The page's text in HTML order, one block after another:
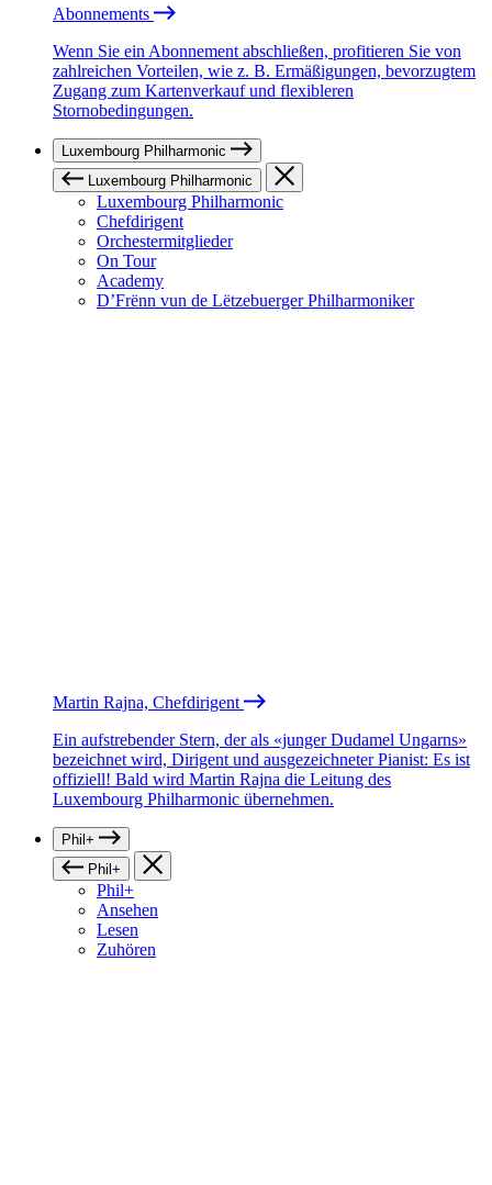
Abonnements
Wenn Sie ein Abonnement abschließen, profitieren Sie von
zahlreichen Vorteilen, wie z. B. Ermäßigungen, bevorzugtem
Zugang zum Kartenverkauf und flexibleren
Stornobedingungen.
Luxembourg Philharmonic
Luxembourg Philharmonic
Luxembourg Philharmonic
Chefdirigent
Orchestermitglieder
On Tour
Academy
D’Frënn vun de Lëtzebuerger Philharmoniker
Martin Rajna, Chefdirigent
Ein aufstrebender Stern, der als «junger Dudamel Ungarns»
bezeichnet wird, Dirigent und ausgezeichneter Pianist: Es ist
offiziell! Bald wird Martin Rajna die Leitung des
Luxembourg Philharmonic übernehmen.
Phil+
Phil+
Phil+
Ansehen
Lesen
Zuhören